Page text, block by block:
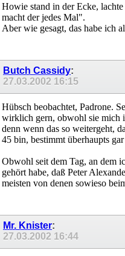
Howie stand in der Ecke,
macht der jedes Mal".
Aber wie gesagt, das habe ich
Butch Cassidy:
27.03.2002 16:15
Hübsch beobachtet, Padrone.
wirklich gern, obwohl sie mich
denn wenn das so weitergeht,
45 bin, bestimmt überhaupts
Obwohl seit dem Tag, an dem
gehört habe, daß Peter
meisten von denen sowieso
Mr. Knister:
27.03.2002 16:44